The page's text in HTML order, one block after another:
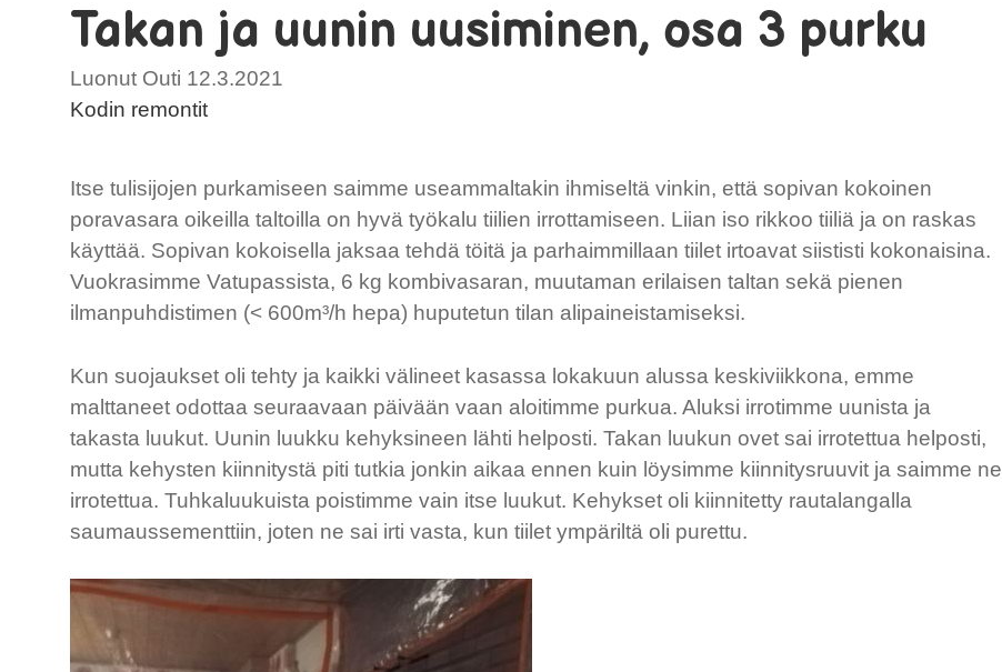
Takan ja uunin uusiminen, osa 3 purku
Luonut Outi 12.3.2021
Kodin remontit
Itse tulisijojen purkamiseen saimme useammaltakin ihmiseltä vinkin, että sopivan kokoinen
poravasara oikeilla taltoilla on hyvä työkalu tiilien irrottamiseen. Liian iso rikkoo tiiliä ja on raskas
käyttää. Sopivan kokoisella jaksaa tehdä töitä ja parhaimmillaan tiilet irtoavat siististi kokonaisina.
Vuokrasimme Vatupassista, 6 kg kombivasaran, muutaman erilaisen taltan sekä pienen
ilmanpuhdistimen (< 600m³/h hepa) huputetun tilan alipaineistamiseksi.
Kun suojaukset oli tehty ja kaikki välineet kasassa lokakuun alussa keskiviikkona, emme
malttaneet odottaa seuraavaan päivään vaan aloitimme purkua. Aluksi irrotimme uunista ja
takasta luukut. Uunin luukku kehyksineen lähti helposti. Takan luukun ovet sai irrotettua helposti,
mutta kehysten kiinnitystä piti tutkia jonkin aikaa ennen kuin löysimme kiinnitysruuvit ja saimme ne
irrotettua. Tuhkaluukuista poistimme vain itse luukut. Kehykset oli kiinnitetty rautalangalla
saumaussementtiin, joten ne sai irti vasta, kun tiilet ympäriltä oli purettu.